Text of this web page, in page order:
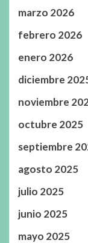
marzo 2026
febrero 2026
enero 2026
diciembre
noviembre
octubre 2025
septiembre
agosto 2025
julio 2025
junio 2025
mayo 2025